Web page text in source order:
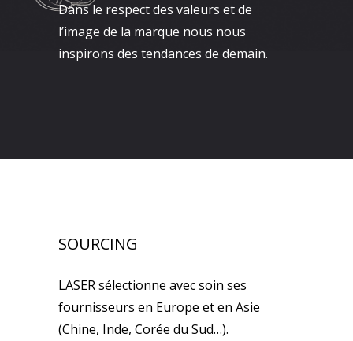
Dans le respect des valeurs et de
l’image de la marque nous nous
inspirons des tendances de demain.
SOURCING
LASER sélectionne avec soin ses
fournisseurs en Europe et en Asie
(Chine, Inde, Corée du Sud…).